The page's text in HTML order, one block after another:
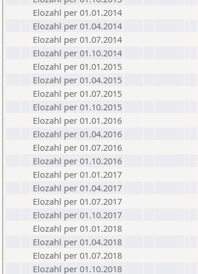
Elozahl per 01.01.2014
Elozahl per 01.04.2014
Elozahl per 01.07.2014
Elozahl per 01.10.2014
Elozahl per 01.01.2015
Elozahl per 01.04.2015
Elozahl per 01.07.2015
Elozahl per 01.10.2015
Elozahl per 01.01.2016
Elozahl per 01.04.2016
Elozahl per 01.07.2016
Elozahl per 01.10.2016
Elozahl per 01.01.2017
Elozahl per 01.04.2017
Elozahl per 01.07.2017
Elozahl per 01.10.2017
Elozahl per 01.01.2018
Elozahl per 01.04.2018
Elozahl per 01.07.2018
Elozahl per 01.10.2018